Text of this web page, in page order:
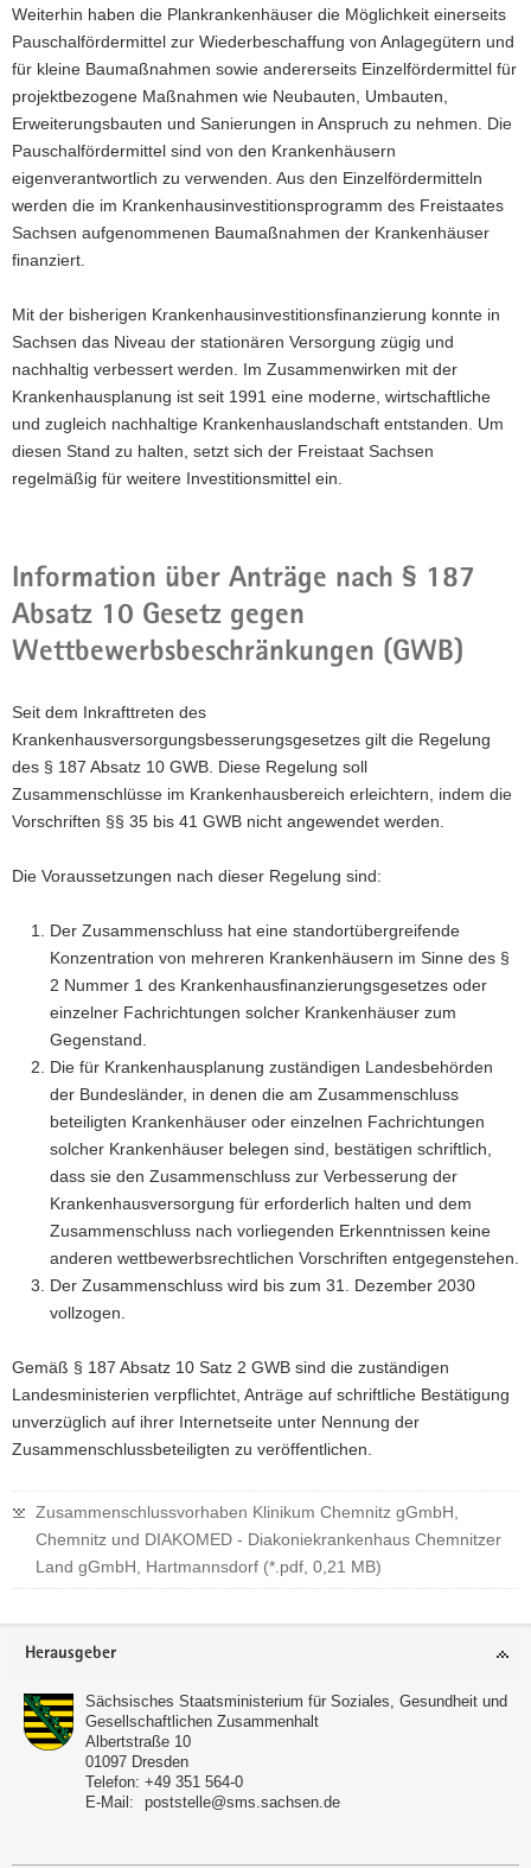
Weiterhin haben die Plankrankenhäuser die Möglichkeit einerseits
Pauschalfördermittel zur Wiederbeschaffung von Anlagegütern und
für kleine Baumaßnahmen sowie andererseits Einzelfördermittel für
projektbezogene Maßnahmen wie Neubauten, Umbauten,
Erweiterungsbauten und Sanierungen in Anspruch zu nehmen. Die
Pauschalfördermittel sind von den Krankenhäusern
eigenverantwortlich zu verwenden. Aus den Einzelfördermitteln
werden die im Krankenhausinvestitionsprogramm des Freistaates
Sachsen aufgenommenen Baumaßnahmen der Krankenhäuser
finanziert.
Mit der bisherigen Krankenhausinvestitionsfinanzierung konnte in
Sachsen das Niveau der stationären Versorgung zügig und
nachhaltig verbessert werden. Im Zusammenwirken mit der
Krankenhausplanung ist seit 1991 eine moderne, wirtschaftliche
und zugleich nachhaltige Krankenhauslandschaft entstanden. Um
diesen Stand zu halten, setzt sich der Freistaat Sachsen
regelmäßig für weitere Investitionsmittel ein.
Information über Anträge nach § 187
Absatz 10 Gesetz gegen
Wettbewerbsbeschränkungen (GWB)
Seit dem Inkrafttreten des
Krankenhausversorgungsbesserungsgesetzes gilt die Regelung
des § 187 Absatz 10 GWB. Diese Regelung soll
Zusammenschlüsse im Krankenhausbereich erleichtern, indem die
Vorschriften §§ 35 bis 41 GWB nicht angewendet werden.
Die Voraussetzungen nach dieser Regelung sind:
Der Zusammenschluss hat eine standortübergreifende
Konzentration von mehreren Krankenhäusern im Sinne des §
2 Nummer 1 des Krankenhausfinanzierungsgesetzes oder
einzelner Fachrichtungen solcher Krankenhäuser zum
Gegenstand.
Die für Krankenhausplanung zuständigen Landesbehörden
der Bundesländer, in denen die am Zusammenschluss
beteiligten Krankenhäuser oder einzelnen Fachrichtungen
solcher Krankenhäuser belegen sind, bestätigen schriftlich,
dass sie den Zusammenschluss zur Verbesserung der
Krankenhausversorgung für erforderlich halten und dem
Zusammenschluss nach vorliegenden Erkenntnissen keine
anderen wettbewerbsrechtlichen Vorschriften entgegenstehen.
Der Zusammenschluss wird bis zum 31. Dezember 2030
vollzogen.
Gemäß § 187 Absatz 10 Satz 2 GWB sind die zuständigen
Landesministerien verpflichtet, Anträge auf schriftliche Bestätigung
unverzüglich auf ihrer Internetseite unter Nennung der
Zusammenschlussbeteiligten zu veröffentlichen.
Zusammenschlussvorhaben Klinikum Chemnitz gGmbH,
Chemnitz und DIAKOMED - Diakoniekrankenhaus Chemnitzer
Land gGmbH, Hartmannsdorf (*.pdf, 0,21 MB)
Footer-
Herausgeber
Sächsisches Staatsministerium für Soziales, Gesundheit und
Gesellschaftlichen Zusammenhalt
Albertstraße 10
01097 Dresden
Telefon: +49 351 564-0
E-Mail:
poststelle@sms.sachsen.de